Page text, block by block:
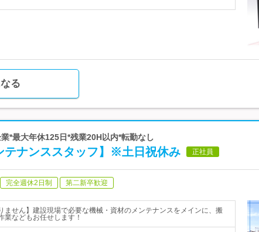
る
*最大年休125日*残業20H以内*転勤なし
テナンススタッフ】※土日祝休み 正社員
完全週休2日制 第二新卒歓迎
ません】建設現場で必要な機械・資材のメンテナンスをメインに、搬
業などもお任せします！